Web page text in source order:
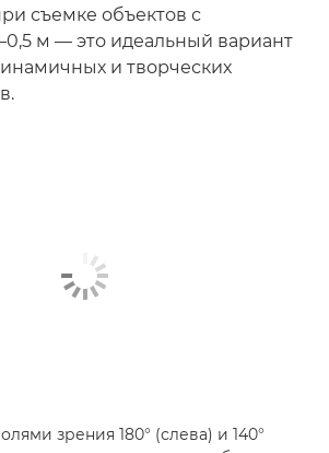
съемке объектов с
м — это идеальный вариант
и творческих
зрения 180° (слева) и 140°